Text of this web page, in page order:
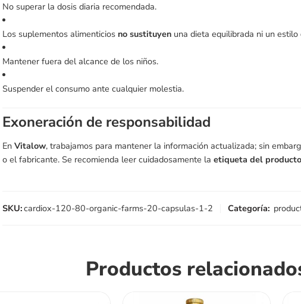
No superar la dosis diaria recomendada.
Los suplementos alimenticios no sustituyen una dieta equilibrada ni un
Mantener fuera del alcance de los niños.
Suspender el consumo ante cualquier molestia.
Exoneración de responsabilidad
En Vitalow, trabajamos para mantener la información actualizada; sin
o el fabricante. Se recomienda leer cuidadosamente la etiqueta del producto
SKU:cardiox-120-80-organic-farms-20-capsulas-1-2 Categoría:
Productos